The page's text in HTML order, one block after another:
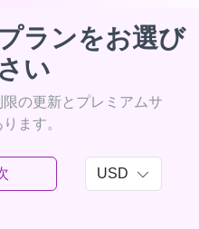
ランをお選び
い
の更新とプレミアムサ
ます。
USD